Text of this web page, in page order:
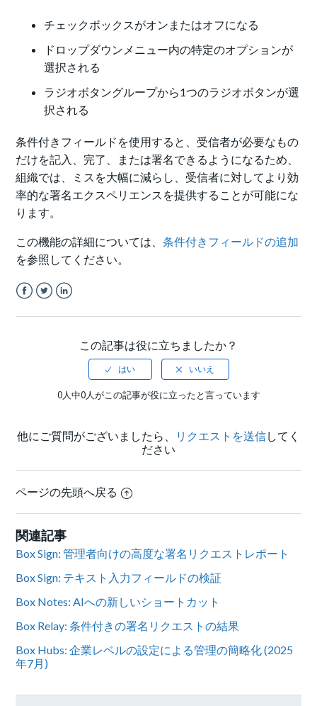
チェックボックスがオンまたはオフになる
ドロップダウンメニュー内の特定のオプションが
選択される
ラジオボタングループから1つのラジオボタンが選
択される
条件付きフィールドを使用すると、受信者が必要なもの
だけを記入、完了、または署名できるようになるため、
組織では、ミスを大幅に減らし、受信者に対してより効
率的な署名エクスペリエンスを提供することが可能にな
ります。
この機能の詳細については、条件付きフィールドの追加
を参照してください。
この記事は役に立ちましたか？
0人中0人がこの記事が役に立ったと言っています
他にご質問がございましたら、 リクエストを送信してく
ださい
ページの先頭へ戻る
関連記事
Box Sign: 管理者向けの高度な署名リクエストレポート
Box Sign: テキスト入力フィールドの検証
Box Notes: AIへの新しいショートカット
Box Relay: 条件付きの署名リクエストの結果
Box Hubs: 企業レベルの設定による管理の簡略化 (2025
年7月)